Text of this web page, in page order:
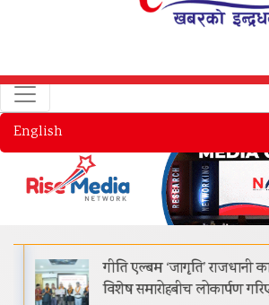
English
गीति एल्बम ‘जागृति’ राजधानी
विशेष समारोहबीच लोकार्पण